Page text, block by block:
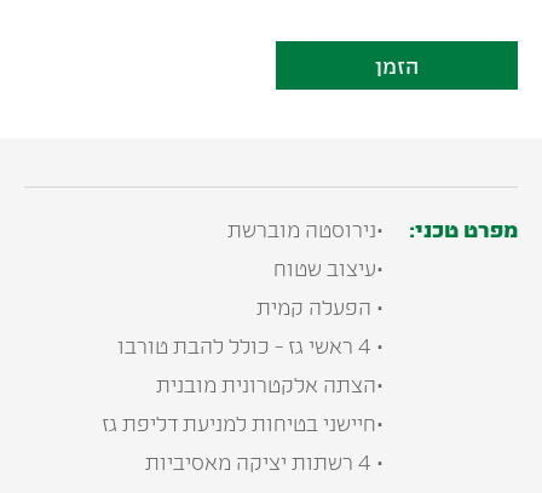
הזמן
מפרט טכני:
•נירוסטה מוברשת
•עיצוב שטוח
• הפעלה קמית
• 4 ראשי גז - כולל להבת טורבו
•הצתה אלקטרונית מובנית
•חיישני בטיחות למניעת דליפת גז
• 4 רשתות יציקה מאסיביות